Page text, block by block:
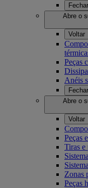
Abre o
Voltar
Peças
Anéis
Abre o
Voltar
Peças
Tiras e
Zonas
Peças